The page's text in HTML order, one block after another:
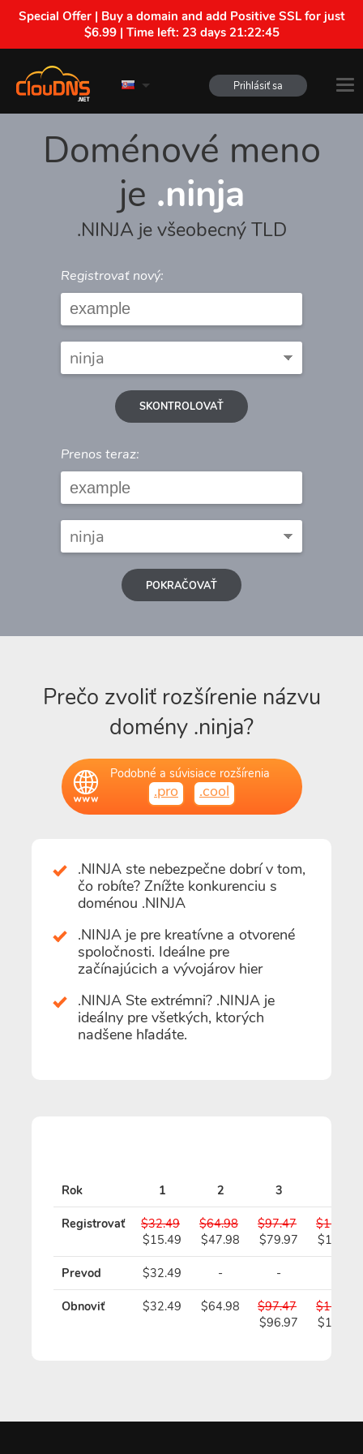
Special Offer | Buy a domain and add Positive SSL for just
$6.99 | Time left: 23 days 21:22:45
Prihlásiť sa
Doménové meno
je .ninja
.NINJA je všeobecný TLD
Registrovať nový:
SKONTROLOVAŤ
Prenos teraz:
POKRAČOVAŤ
Prečo zvoliť rozšírenie názvu
domény .ninja?
Podobné a súvisiace rozšírenia
.pro .cool
.NINJA ste nebezpečne dobrí v tom,
čo robíte? Znížte konkurenciu s
doménou .NINJA
.NINJA je pre kreatívne a otvorené
spoločnosti. Ideálne pre
začínajúcich a vývojárov hier
.NINJA Ste extrémni? .NINJA je
ideálny pre všetkých, ktorých
nadšene hľadáte.
Rok 1 2 3
Registrovať
$32.49
$15.49
$64.98
$47.98
$97.47
$79.97
$129.96
$111.96
Prevod $32.49 - -
Obnoviť $32.49 $64.98
$97.47
$96.97
$129.96
$128.96